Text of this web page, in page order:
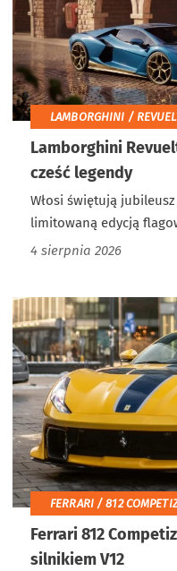
LAMBORGHINI /
Lamborghini
cześć legendy
Włosi świętują
limitowaną edycją
4 sierpnia 2026
FERRARI / 812
Ferrari 812
silnikiem V12